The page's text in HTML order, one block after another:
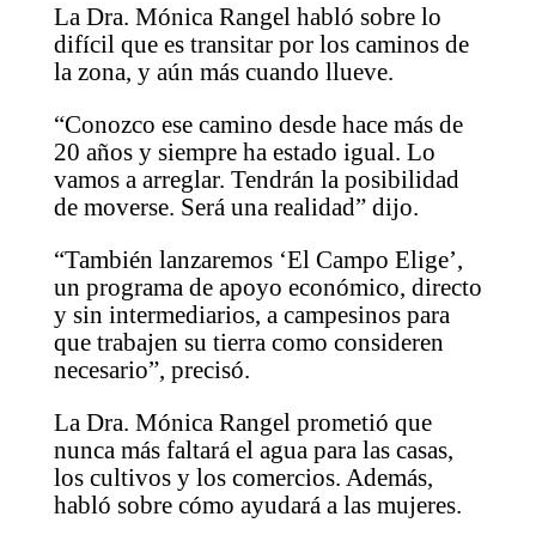
La Dra. Mónica Rangel habló sobre lo
difícil que es transitar por los caminos de
la zona, y aún más cuando llueve.
“Conozco ese camino desde hace más de
20 años y siempre ha estado igual. Lo
vamos a arreglar. Tendrán la posibilidad
de moverse. Será una realidad” dijo.
“También lanzaremos ‘El Campo Elige’,
un programa de apoyo económico, directo
y sin intermediarios, a campesinos para
que trabajen su tierra como consideren
necesario”, precisó.
La Dra. Mónica Rangel prometió que
nunca más faltará el agua para las casas,
los cultivos y los comercios. Además,
habló sobre cómo ayudará a las mujeres.